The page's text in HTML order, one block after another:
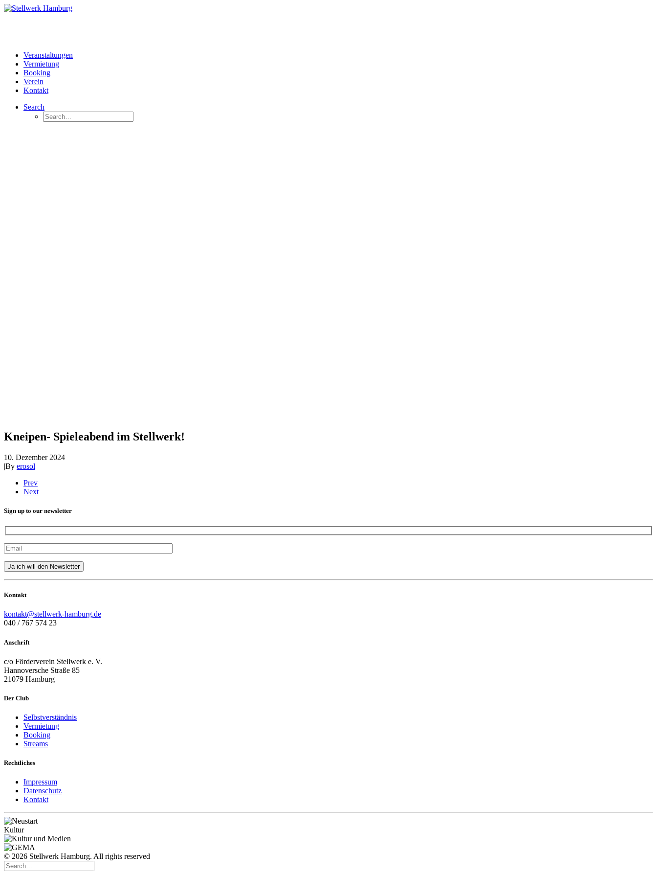
Veranstaltungen
Vermietung
Booking
Verein
Kontakt
Search
Kneipen- Spieleabend im Stellwerk!
10. Dezember 2024
|By erosol
Prev
Next
Sign up to our newsletter
Kontakt
kontakt@stellwerk-hamburg.de
040 / 767 574 23
Anschrift
c/o Förderverein Stellwerk e. V.
Hannoversche Straße 85
21079 Hamburg
Der Club
Selbstverständnis
Vermietung
Booking
Streams
Rechtliches
Impressum
Datenschutz
Kontakt
© 2026 Stellwerk Hamburg. All rights reserved